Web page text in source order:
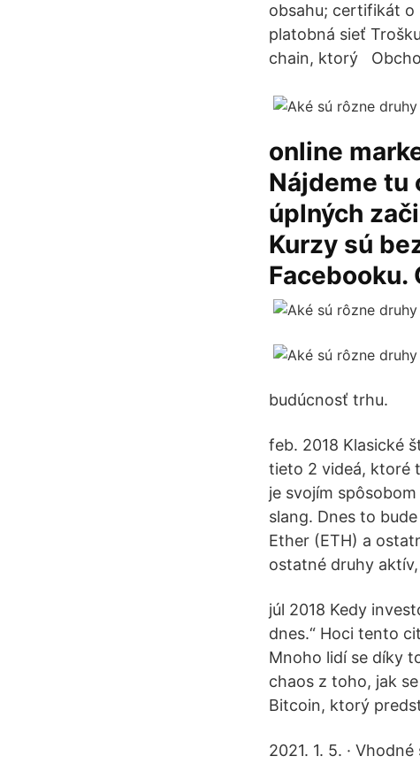
obsahu; certifikát o
platobná sieť
chain, ktorý
online
Nájdeme tu
úplných
Kurzy sú
Facebooku.
budúcnosť trhu.
feb. 2018 Klasické
tieto 2 videá, ktoré
je svojím
slang. Dnes to
Ether (ETH) a
ostatné druhy
júl 2018 Kedy
dnes.“ Hoci tento
Mnoho lidí se díky
chaos z toho, jak
Bitcoin, ktorý
2021. 1. 5. ·